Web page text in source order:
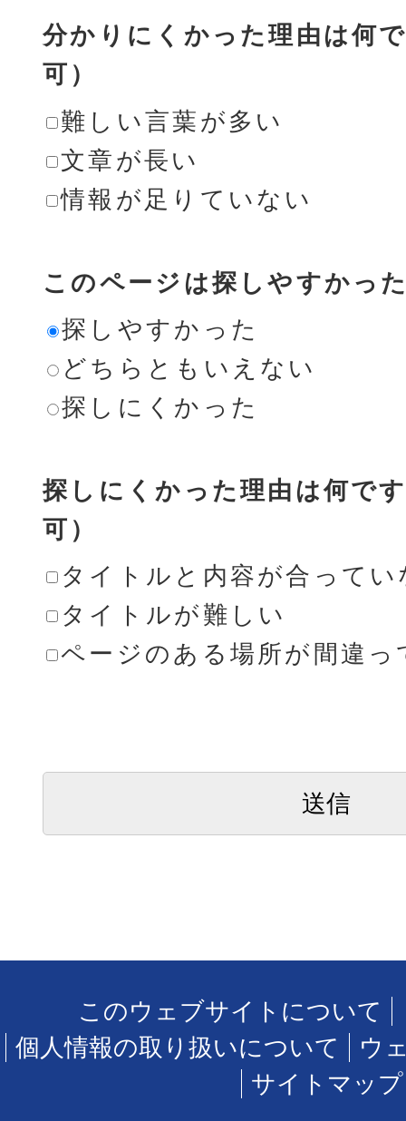
分かりにくかった理由は何
可）
難しい言葉が多い
文章が長い
情報が足りていない
このページは探しやすかっ
探しやすかった
どちらともいえない
探しにくかった
探しにくかった理由は何で
可）
タイトルと内容が合ってい
タイトルが難しい
ページのある場所が間違っ
このウェブサイトについて
個人情報の取り扱いについて
ウ
サイトマップ